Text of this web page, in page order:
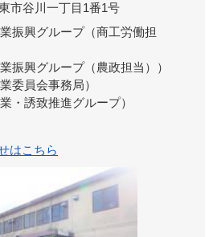
市谷川一丁目1番1号
振興グループ（商工労働担
振興グループ（農政担当）
委員会事務局
・誘致推進グループ
はこちら